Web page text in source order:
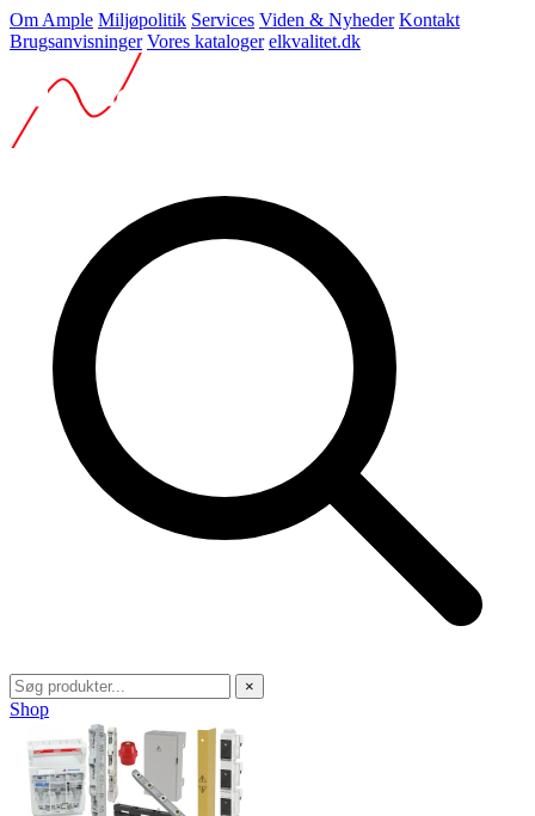
Om Ample Miljøpolitik Services Viden & Nyheder Kontakt
Brugsanvisninger Vores kataloger elkvalitet.dk
×
Shop